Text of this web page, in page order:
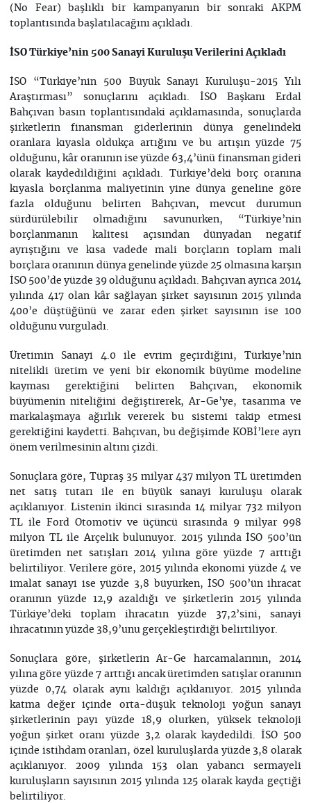
(No Fear) başlıklı bir kampanyanın bir sonraki AKPM
toplantısında başlatılacağını açıkladı.
İSO Türkiye’nin 500 Sanayi Kuruluşu Verilerini Açıkladı
İSO “Türkiye’nin 500 Büyük Sanayi Kuruluşu-2015 Yılı
Araştırması” sonuçlarını açıkladı. İSO Başkanı Erdal
Bahçıvan basın toplantısındaki açıklamasında, sonuçlarda
şirketlerin finansman giderlerinin dünya genelindeki
oranlara kıyasla oldukça artığını ve bu artışın yüzde 75
olduğunu, kâr oranının ise yüzde 63,4’ünü finansman gideri
olarak kaydedildiğini açıkladı. Türkiye’deki borç oranına
kıyasla borçlanma maliyetinin yine dünya geneline göre
fazla olduğunu belirten Bahçıvan, mevcut durumun
sürdürülebilir olmadığını savunurken, “Türkiye’nin
borçlanmanın kalitesi açısından dünyadan negatif
ayrıştığını ve kısa vadede mali borçların toplam mali
borçlara oranının dünya genelinde yüzde 25 olmasına karşın
İSO 500’de yüzde 39 olduğunu açıkladı. Bahçıvan ayrıca 2014
yılında 417 olan kâr sağlayan şirket sayısının 2015 yılında
400’e düştüğünü ve zarar eden şirket sayısının ise 100
olduğunu vurguladı.
Üretimin Sanayi 4.0 ile evrim geçirdiğini, Türkiye’nin
nitelikli üretim ve yeni bir ekonomik büyüme modeline
kayması gerektiğini belirten Bahçıvan, ekonomik
büyümenin niteliğini değiştirerek, Ar-Ge’ye, tasarıma ve
markalaşmaya ağırlık vererek bu sistemi takip etmesi
gerektiğini kaydetti. Bahçıvan, bu değişimde KOBİ’lere ayrı
önem verilmesinin altını çizdi.
Sonuçlara göre, Tüpraş 35 milyar 437 milyon TL üretimden
net satış tutarı ile en büyük sanayi kuruluşu olarak
açıklanıyor. Listenin ikinci sırasında 14 milyar 732 milyon
TL ile Ford Otomotiv ve üçüncü sırasında 9 milyar 998
milyon TL ile Arçelik bulunuyor. 2015 yılında İSO 500’ün
üretimden net satışları 2014 yılına göre yüzde 7 arttığı
belirtiliyor. Verilere göre, 2015 yılında ekonomi yüzde 4 ve
imalat sanayi ise yüzde 3,8 büyürken, İSO 500’ün ihracat
oranının yüzde 12,9 azaldığı ve şirketlerin 2015 yılında
Türkiye’deki toplam ihracatın yüzde 37,2’sini, sanayi
ihracatının yüzde 38,9’unu gerçekleştirdiği belirtiliyor.
Sonuçlara göre, şirketlerin Ar-Ge harcamalarının, 2014
yılına göre yüzde 7 arttığı ancak üretimden satışlar oranının
yüzde 0,74 olarak aynı kaldığı açıklanıyor. 2015 yılında
katma değer içinde orta-düşük teknoloji yoğun sanayi
şirketlerinin payı yüzde 18,9 olurken, yüksek teknoloji
yoğun şirket oranı yüzde 3,2 olarak kaydedildi. İSO 500
içinde istihdam oranları, özel kuruluşlarda yüzde 3,8 olarak
açıklanıyor. 2009 yılında 153 olan yabancı sermayeli
kuruluşların sayısının 2015 yılında 125 olarak kayda geçtiği
belirtiliyor.